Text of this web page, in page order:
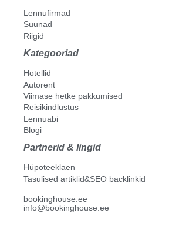
Lennufirmad
Suunad
Riigid
Kategooriad
Hotellid
Autorent
Viimase hetke pakkumised
Reisikindlustus
Lennuabi
Blogi
Partnerid & lingid
Hüpoteeklaen
Tasulised artiklid&SEO backlinkid
bookinghouse.ee
info@bookinghouse.ee